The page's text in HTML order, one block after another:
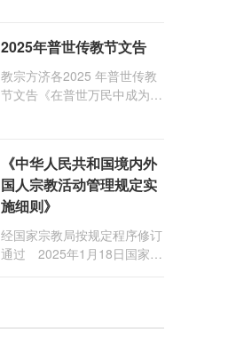
们，愿临在的救主基督安慰你
们，并圣化你们的生活，作为
祝贺祂诞辰的珍贵礼品。
2025年普世传教节文告
教宗方济各2025 年普世传教
节文告《在普世万民中成为怀
《中华人民共和国境内外
国人宗教活动管理规定实
施细则》
经国家宗教局按规定程序修订
通过 2025年1月18日国家宗